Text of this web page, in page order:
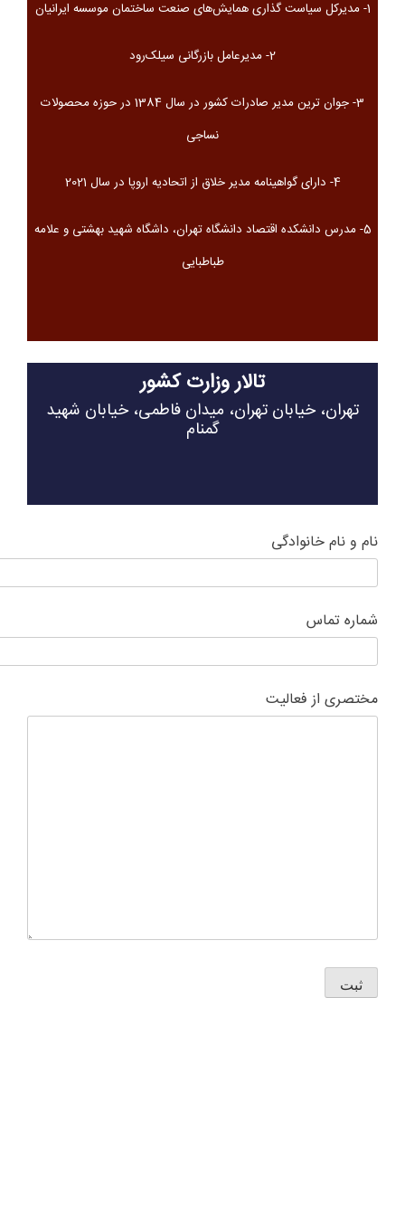
3- جوان ترین مدیر صادرات کشور در سال 1384 در حوزه محصولات
نساجی
5- مدرس دانشکده اقتصاد دانشگاه تهران، داشگاه شهید بهشتی و علامه
طباطبایی
تالار وزارت کشور
تهران، خیابان تهران، میدان فاطمی، خیابان شهید
گمنام
و نام خانوادگی
تماس
از فعالیت